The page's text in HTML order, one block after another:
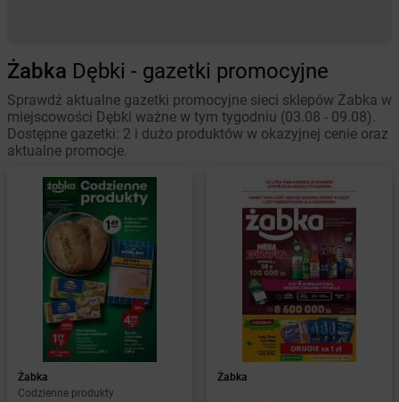
Żabka Dębki - gazetki promocyjne
Sprawdź aktualne gazetki promocyjne sieci sklepów Żabka w
miejscowości Dębki ważne w tym tygodniu (03.08 - 09.08).
Dostępne gazetki: 2 i dużo produktów w okazyjnej cenie oraz
aktualne promocje.
Żabka
Codzienne produkty
Żabka